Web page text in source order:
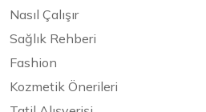
Nasıl Çalışır
Sağlık Rehberi
Fashion
Kozmetik Önerileri